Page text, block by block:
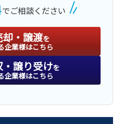
でご相談ください
・譲渡を
企業様はこちら
譲り受けを
企業様はこちら